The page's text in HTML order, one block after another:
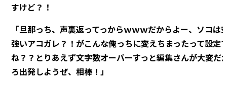
すけど？！
「旦那っち、声裏返ってっからｗｗｗだからよー、ソコは
強いアコガレ？！がこんな俺っちに変えちまったって設定
ね？？とりあえず文字数オーバーすっと編集さんが大変だ
ろ出発しようぜ、相棒！」